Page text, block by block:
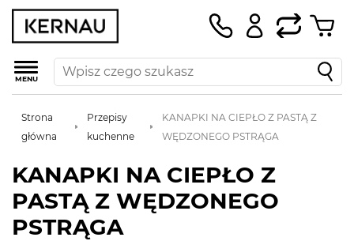
MENU
Strona
główna
Przepisy
kuchenne
KANAPKI NA CIEPŁO Z PASTĄ Z
WĘDZONEGO PSTRĄGA
KANAPKI NA CIEPŁO Z
PASTĄ Z WĘDZONEGO
PSTRĄGA